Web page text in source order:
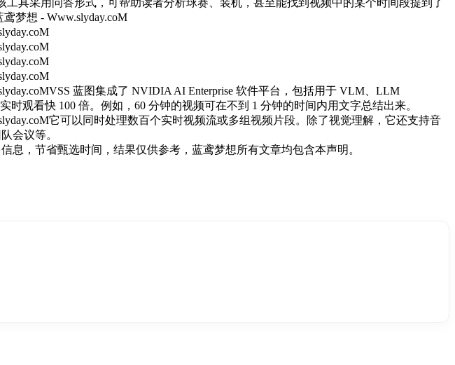
VSS 蓝图集成了 NVIDIA AI Enterprise 软件平台，包括用于 VLM、LLM
观看快 100 倍。例如，60 分钟的视频可在不到 1 分钟的时间内用文字总结出来。
它可以同时处理数百个实时视频流或多组视频片段。除了视觉理解，它还支持音
会议等。
，节省甄选时间，结果仅供参考，蓝鸢梦想所有文章均包含本声明。